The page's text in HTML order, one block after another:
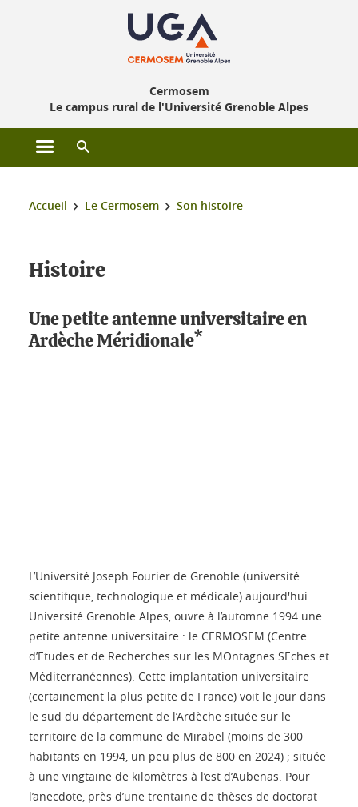
Cermosem
Le campus rural de l'Université Grenoble Alpes
Ouvrir le menu principal
Vous êtes ici :
Accueil Le Cermosem Son histoire
Histoire
Une petite antenne universitaire en
Ardèche Méridionale*
L’Université Joseph Fourier de Grenoble (université
scientifique, technologique et médicale) aujourd'hui
Université Grenoble Alpes, ouvre à l’automne 1994 une
petite antenne universitaire : le CERMOSEM (Centre
d’Etudes et de Recherches sur les MOntagnes SEches et
Méditerranéennes). Cette implantation universitaire
(certainement la plus petite de France) voit le jour dans
le sud du département de l’Ardèche située sur le
territoire de la commune de Mirabel (moins de 300
habitants en 1994, un peu plus de 800 en 2024) ; située
à une vingtaine de kilomètres à l’est d’Aubenas. Pour
l’anecdote, près d’une trentaine de thèses de doctorat